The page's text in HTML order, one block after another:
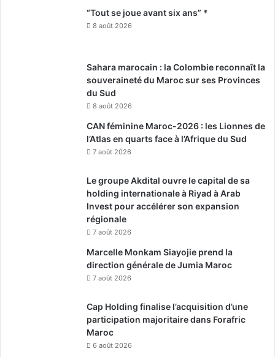
“Tout se joue avant six ans” *
8 août 2026
Sahara marocain : la Colombie reconnaît la
souveraineté du Maroc sur ses Provinces
du Sud
8 août 2026
CAN féminine Maroc-2026 : les Lionnes de
l’Atlas en quarts face à l’Afrique du Sud
7 août 2026
Le groupe Akdital ouvre le capital de sa
holding internationale à Riyad à Arab
Invest pour accélérer son expansion
régionale
7 août 2026
Marcelle Monkam Siayojie prend la
direction générale de Jumia Maroc
7 août 2026
Cap Holding finalise l’acquisition d’une
participation majoritaire dans Forafric
Maroc
6 août 2026